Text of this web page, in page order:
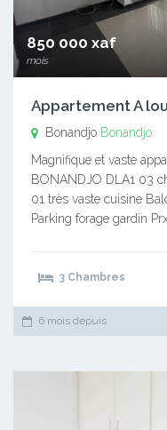
850 000 xaf
mois
Appartement A
Bonandjo Bonandjo
Magnifique et vaste
BONANDJO DLA1 03
01 très vaste cuisine
Parking forage gardin
3 Chambres
6 mois depuis